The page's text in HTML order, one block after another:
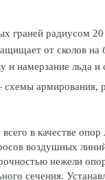
граней радиусом
от сколов на
намерзание льда и
армирования,
в качестве
воздушных
нежели
сечения.